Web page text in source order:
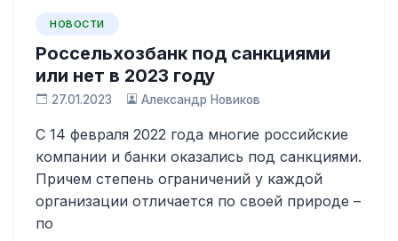
НОВОСТИ
Россельхозбанк под санкциями
или нет в 2023 году
27.01.2023 Александр Новиков
С 14 февраля 2022 года многие российские
компании и банки оказались под санкциями.
Причем степень ограничений у каждой
организации отличается по своей природе –
по